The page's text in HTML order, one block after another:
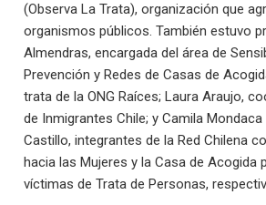
(Observa La Trata), organización que
organismos públicos. También estuvo
Almendras, encargada del área de
Prevención y Redes de Casas de
trata de la ONG Raíces; Laura Araujo,
de Inmigrantes Chile; y Camila Mondaca
Castillo, integrantes de la Red Chilena
hacia las Mujeres y la Casa de Acogida
víctimas de Trata de Personas,